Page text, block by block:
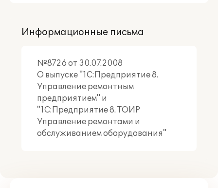
Информационные письма
№8726 от 30.07.2008
О выпуске "1С:Предприятие 8.
Управление ремонтным
предприятием" и
"1С:Предприятие 8. ТОИР
Управление ремонтами и
обслуживанием оборудования"